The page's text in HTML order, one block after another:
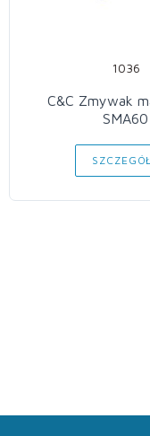
1036
C&C Zmywak
SMA60